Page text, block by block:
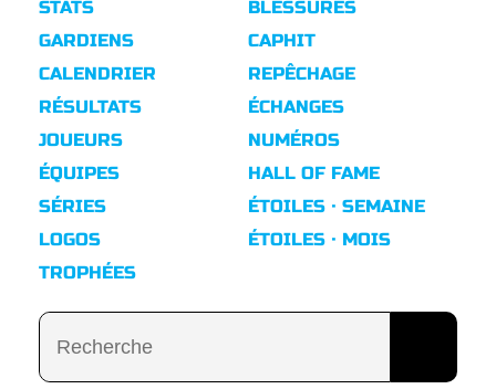
STATS
GARDIENS
CALENDRIER
RÉSULTATS
BLESSURES
CAPHIT
REPÊCHAGE
ÉCHANGES
JOUEURS
ÉQUIPES
SÉRIES
LOGOS
TROPHÉES
NUMÉROS
HALL OF FAME
ÉTOILES · SEMAINE
ÉTOILES · MOIS